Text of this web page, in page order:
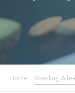
Home Voeding &